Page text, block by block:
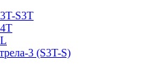
S3T
3 (S3T-S)